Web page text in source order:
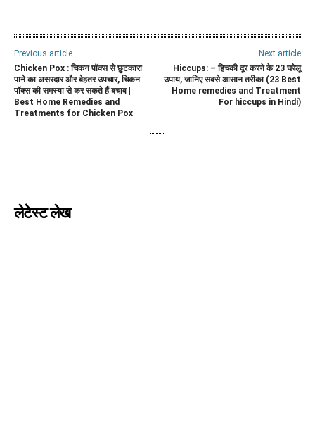
Previous article
Chicken Pox : चिकन पॉक्स से छुटकारा
पाने का असरदार और बेहतर उपचार, चिकन
पॉक्स की समस्या से कर सकते हैं बचाव |
Best Home Remedies and
Treatments for Chicken Pox
Next article
Hiccups: – हिचकी दूर करने के 23 घरेलू
उपाय, जानिए सबसे आसान तरीका (23 Best
Home remedies and Treatment
For hiccups in Hindi)
लेटेस्ट लेख